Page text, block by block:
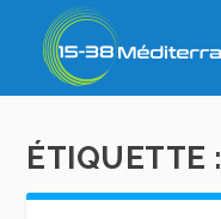
ÉTIQUETTE :